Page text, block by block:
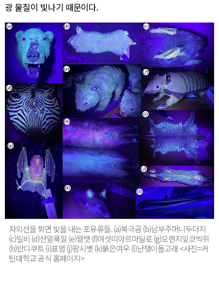
광 물질이 빛나기 때문이다.
자외선을 쬐면 빛을 내는 포유류들. (a)북극곰 (b)남부주머니두더지
(c)빌비 (d)산얼룩말 (e)웜뱃 (f)여섯띠아르마딜로 (g)오렌지잎코박쥐
(h)반디쿠트 (i)표범 (j)팜시벳 (k)붉은여우 (l)난쟁이돌고래 <사진=커
틴대학교 공식 홈페이지>